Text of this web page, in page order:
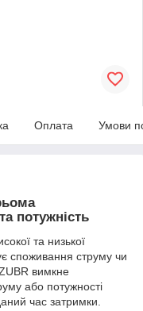
Оплата Умови
потужність
та низької
споживання струму чи
вимкне
або потужності
час затримки.